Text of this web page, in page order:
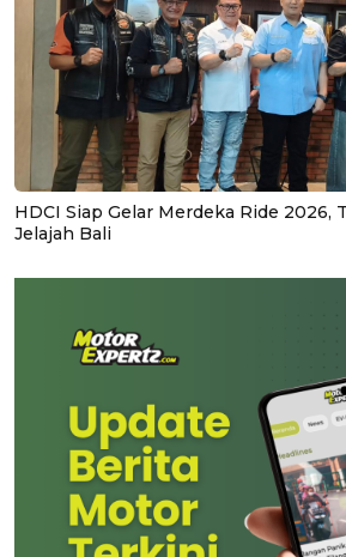
HDCI Siap Gelar Merdeka Ride 2026,
Jelajah Bali